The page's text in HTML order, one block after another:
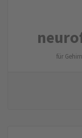
für